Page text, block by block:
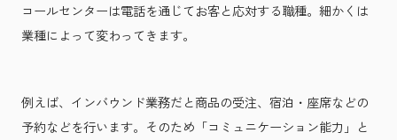
コールセンターは電話を通じてお客と応対する職種。細かくは
業種によって変わってきます。
例えば、インバウンド業務だと商品の受注、宿泊・座席などの
予約などを行います。そのため「コミュニケーション能力」と